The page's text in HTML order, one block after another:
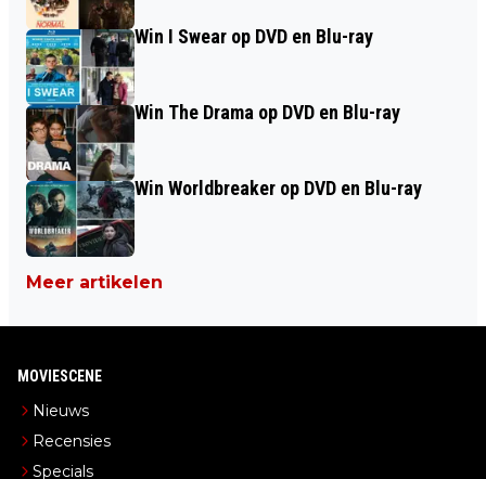
Win I Swear op DVD en Blu-ray
Win The Drama op DVD en Blu-ray
Win Worldbreaker op DVD en Blu-ray
Meer artikelen
MOVIESCENE
Nieuws
Recensies
Specials